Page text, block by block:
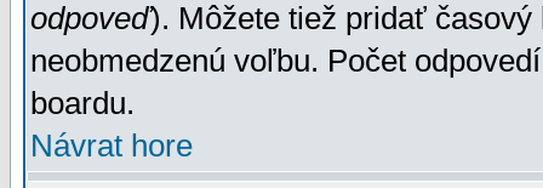
odpoveď). Môžete tiež pridať
neobmedzenú voľbu. Počet
boardu.
Návrat hore